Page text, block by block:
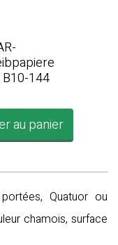
144
au panier
Quatuor ou
chamois, surface